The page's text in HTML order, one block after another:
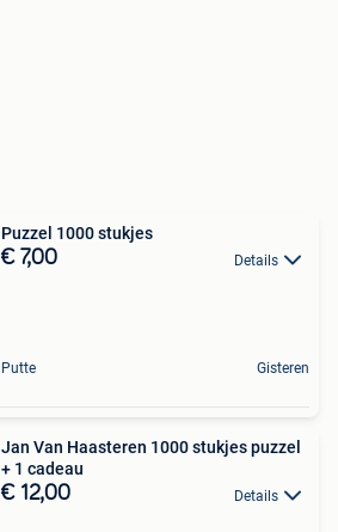
Puzzel 1000 stukjes
€ 7,00 Details
Putte Gisteren
Jan Van Haasteren 1000 stukjes puzzel
+ 1 cadeau
€ 12,00 Details